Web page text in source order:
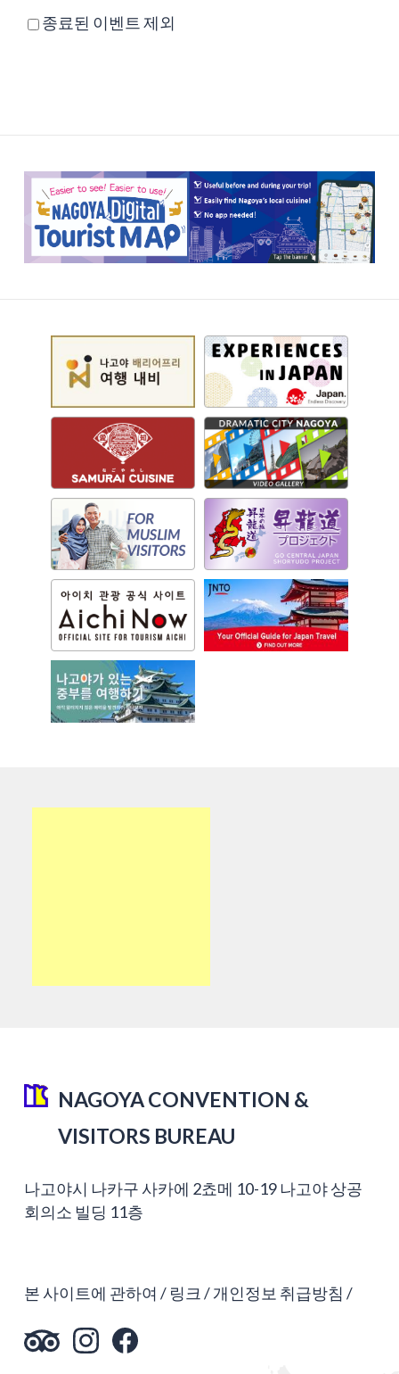
종료된 이벤트 제외
NAGOYA CONVENTION &
VISITORS BUREAU
나고야시 나카구 사카에 2쵸메 10-19 나고야 상공
회의소 빌딩 11층
본 사이트에 관하여 링크 개인정보 취급방침